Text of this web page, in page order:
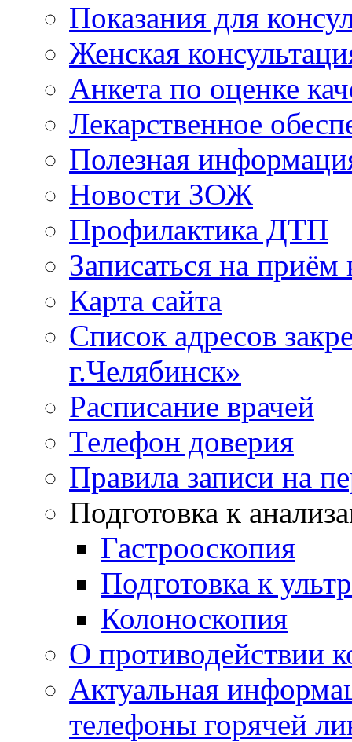
Показания для
Женская
Анкета по оценке
Лекарственное
Полезная
Новости ЗОЖ
Профилактика ДТП
Записаться на приём
Карта сайта
Список адресов
г.Челябинск»
Расписание врачей
Телефон доверия
Правила записи на
Подготовка к
Гастрооскопия
Подготовка к
Колоноскопия
О противодействии
Актуальная
телефоны горячей